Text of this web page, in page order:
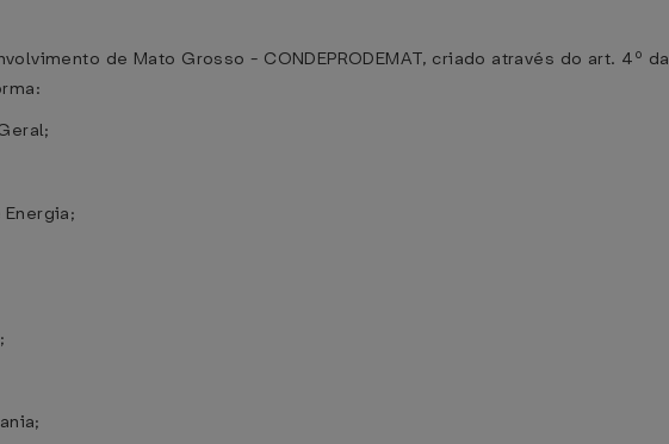
de Mato Grosso - CONDEPRODEMAT, criado através do art. 4º da